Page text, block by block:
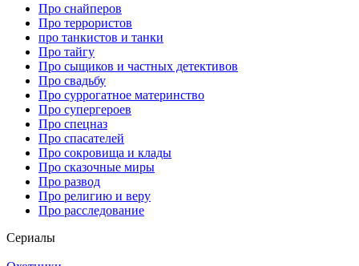
Про снайперов
Про террористов
про танкистов и танки
Про тайгу
Про сыщиков и частных детективов
Про свадьбу
Про суррогатное материнство
Про супергероев
Про спецназ
Про спасателей
Про сокровища и клады
Про сказочные миры
Про развод
Про религию и веру
Про расследование
Се­риа­лы